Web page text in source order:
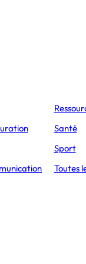
Masters
Santé
Sport
Toutes